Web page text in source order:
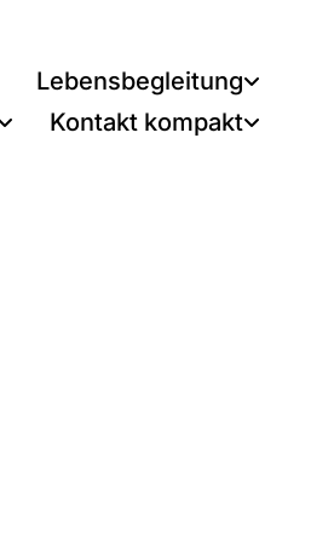
Lebensbegleitung
Kontakt kompakt